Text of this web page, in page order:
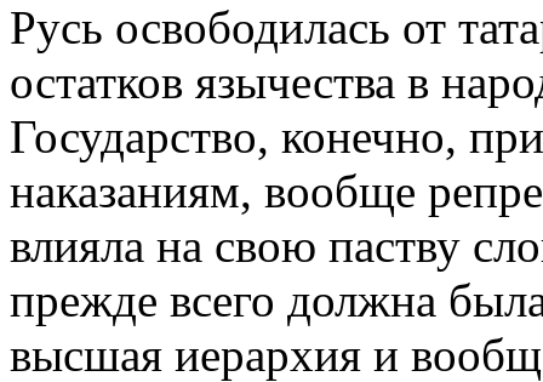
Русь освободилась от
остатков язычества в
Государство, конечно,
наказаниям, вообще
влияла на свою паству
прежде всего должна
высшая иерархия и